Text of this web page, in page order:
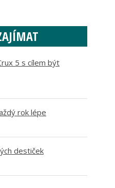
5 s cílem být
rok lépe
destiček